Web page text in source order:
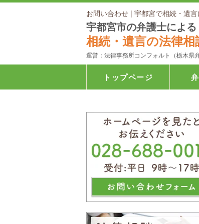
お問い合わせ | 宇都宮で相続・遺
宇都宮市の弁護士による
相続・遺言の法律相
運営：法律事務所コンフォルト（栃木県
トップページ